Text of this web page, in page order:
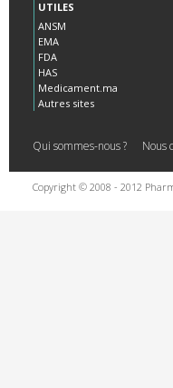
UTILES
ANSM
EMA
FDA
HAS
Medicament.ma
Autres sites
Qui sommes-nous ? Nous
Copyright © 2008 - 2012